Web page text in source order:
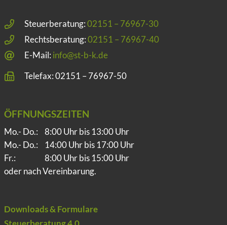
Steuerberatung:02151 – 76967-30
Rechtsberatung:02151 – 76967-40
E-Mail: info@st-b-k.de
Telefax: 02151 – 76967-50
ÖFFNUNGSZEITEN
Mo.- Do.:
8:00 Uhr bis 13:00 Uhr
Mo.- Do.:
14:00 Uhr bis 17:00 Uhr
Fr.:
8:00 Uhr bis 15:00 Uhr
oder nach Vereinbarung.
Downloads & Formulare